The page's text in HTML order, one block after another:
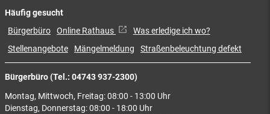
Bürgerbüro (Tel.: 04743 937-2300)
Montag, Mittwoch, Freitag: 08:00 - 13:00 Uhr
Dienstag, Donnerstag: 08:00 - 18:00 Uhr
Häufig gesucht
Bürgerbüro Online Rathaus
Was erledige ich wo?
Stellenangebote
Mängelmeldung Straßenbeleuchtung defekt